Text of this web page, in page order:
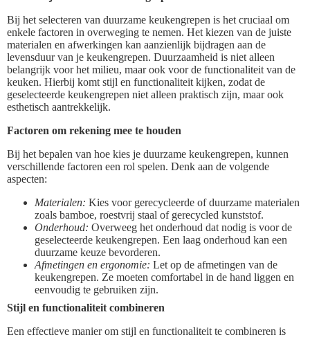
Bij het selecteren van duurzame keukengrepen is het cruciaal om
enkele factoren in overweging te nemen. Het kiezen van de juiste
materialen en afwerkingen kan aanzienlijk bijdragen aan de
levensduur van je keukengrepen. Duurzaamheid is niet alleen
belangrijk voor het milieu, maar ook voor de functionaliteit van de
keuken. Hierbij komt stijl en functionaliteit kijken, zodat de
geselecteerde keukengrepen niet alleen praktisch zijn, maar ook
esthetisch aantrekkelijk.
Factoren om rekening mee te houden
Bij het bepalen van hoe kies je duurzame keukengrepen, kunnen
verschillende factoren een rol spelen. Denk aan de volgende
aspecten:
Materialen: Kies voor gerecycleerde of duurzame materialen
zoals bamboe, roestvrij staal of gerecycled kunststof.
Onderhoud: Overweeg het onderhoud dat nodig is voor de
geselecteerde keukengrepen. Een laag onderhoud kan een
duurzame keuze bevorderen.
Afmetingen en ergonomie: Let op de afmetingen van de
keukengrepen. Ze moeten comfortabel in de hand liggen en
eenvoudig te gebruiken zijn.
Stijl en functionaliteit combineren
Een effectieve manier om stijl en functionaliteit te combineren is